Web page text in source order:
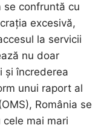
se confruntă cu
excesivă,
la servicii
nu doar
și încrederea
unui raport al
România se
mai mari